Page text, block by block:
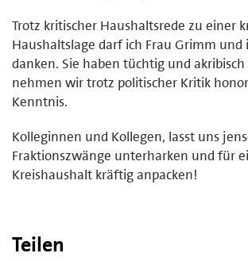
Trotz kritischer Haushaltsrede zu einer
Haushaltslage darf ich Frau Grimm und
danken. Sie haben tüchtig und
nehmen wir trotz politischer Kritik
Kenntnis.
Kolleginnen und Kollegen, lasst uns
Fraktionszwänge unterharken und für
Kreishaushalt kräftig anpacken!
Teilen